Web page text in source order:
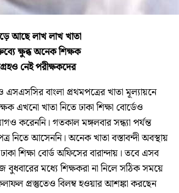
আছে লাখ লাখ খাতা
ক্ষুব্ধ অনেক শিক্ষক
নেই পরীক্ষকদের
এসএসসির বাংলা প্রথমপত্রের খাতা মূল্যায়নে
এখনো খাতা নিতে ঢাকা শিক্ষা বোর্ডেও
করেননি। গতকাল মঙ্গলবার সন্ধ্যা পর্যন্ত
নিতে আসেননি। অনেক খাতা বস্তাবন্দী অবস্থায়
শিক্ষা বোর্ড অফিসের বারান্দায়। তবে এসব
বুধবারের মধ্যে শিক্ষকরা না নিলে সঠিক সময়ে
প্রস্তুতেও বিলম্ব হওয়ার আশঙ্কা করছেন